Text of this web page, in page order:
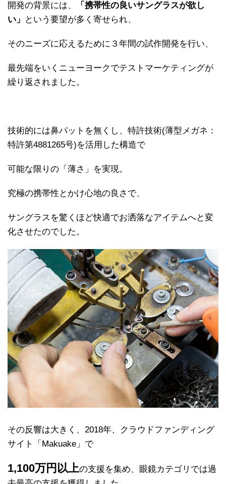
開発の背景には、
「携帯性の良いサングラスが欲し
い」
という要望が多く寄せられ、
そのニーズに応えるために３年間の試作開発を行い、
最先端をいくニューヨークでテストマーケティングが
繰り返されました。
技術的には鼻パットを無くし、特許技術(薄型メガネ：
特許第4881265号)を活用した構造で
可能な限りの「薄さ」を実現。
究極の携帯性とかけ心地の良さで、
サングラスを驚くほど快適でお洒落なアイテムへと変
化させたのでした。
その反響は大きく、2018年、クラウドファンディング
サイト「Makuake」で
1,100万円以上の支援を集め、眼鏡カテゴリでは過